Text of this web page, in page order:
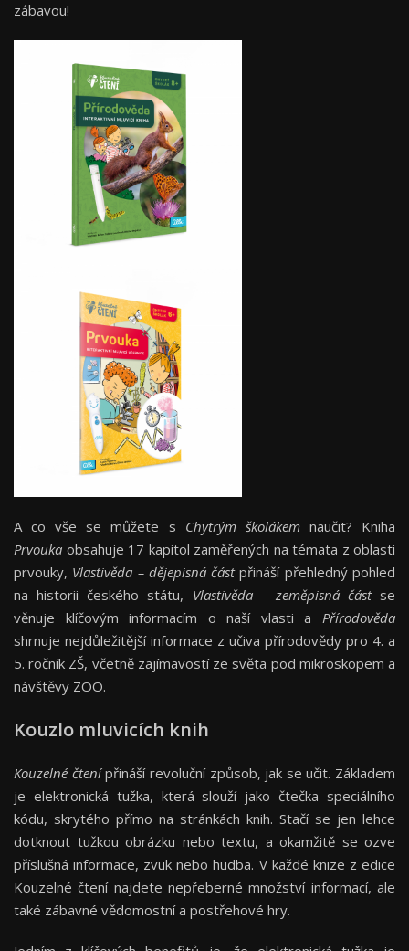
zábavou!
A co vše se můžete s Chytrým školákemnaučit? Kniha
Prvouka obsahuje 17 kapitol zaměřených na témata z oblasti
prvouky, Vlastivěda – dějepisná částpřináší přehledný pohled
na historii českého státu, Vlastivěda – zeměpisná částse
věnuje klíčovým informacím o naší vlasti a Přírodověda
shrnuje nejdůležitější informace z učiva přírodovědy pro 4. a
5. ročník ZŠ, včetně zajímavostí ze světa pod mikroskopem a
návštěvy ZOO.
Kouzlo mluvicích knih
Kouzelné čtenípřináší revoluční způsob, jak se učit. Základem
je elektronická tužka, která slouží jako čtečka speciálního
kódu, skrytého přímo na stránkách knih. Stačí se jen lehce
dotknout tužkou obrázku nebo textu, a okamžitě se ozve
příslušná informace, zvuk nebo hudba. V každé knize z edice
Kouzelné čtení najdete nepřeberné množství informací, ale
také zábavné vědomostní a postřehové hry.